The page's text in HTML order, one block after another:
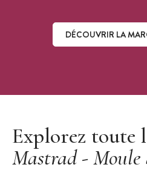
DÉCOUVRIR LA
Explorez toute
Mastrad - Moule